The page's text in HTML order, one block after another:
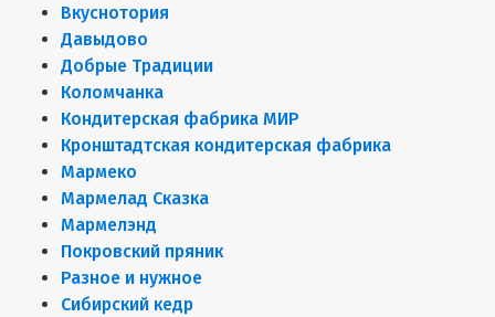
Вкуснотория
Давыдово
Добрые Традиции
Коломчанка
Кондитерская фабрика МИР
Кронштадтская кондитерская фабрика
Мармеко
Мармелад Сказка
Мармелэнд
Покровский пряник
Разное и нужное
Сибирский кедр